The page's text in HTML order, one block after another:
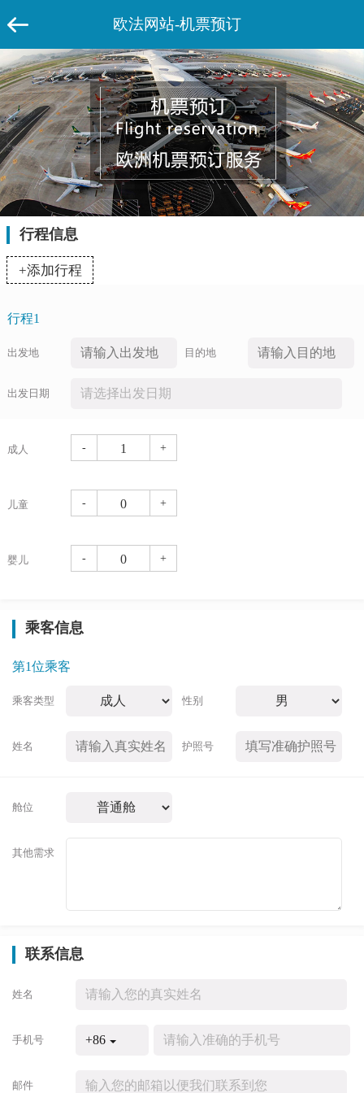
欧法网站-机票预订
行程信息
+添加行程
行程1
出发地 目的地
出发日期
成人 - +
儿童 - +
婴儿 - +
乘客信息
第1位乘客
乘客类型 性别
姓名 护照号
舱位
其他需求
联系信息
姓名
手机号 +86
邮件